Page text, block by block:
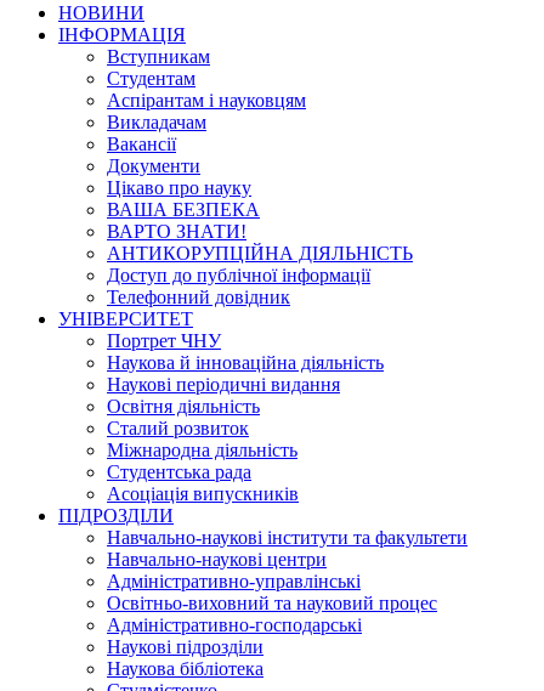
НОВИНИ
ІНФОРМАЦІЯ
Вступникам
Студентам
Аспірантам і науковцям
Викладачам
Вакансії
Документи
Цікаво про науку
ВАША БЕЗПЕКА
ВАРТО ЗНАТИ!
АНТИКОРУПЦІЙНА ДІЯЛЬНІСТЬ
Доступ до публічної інформації
Телефонний довідник
УНІВЕРСИТЕТ
Портрет ЧНУ
Наукова й інноваційна діяльність
Наукові періодичні видання
Освітня діяльність
Сталий розвиток
Міжнародна діяльність
Студентська рада
Асоціація випускників
ПІДРОЗДІЛИ
Навчально-наукові інститути та факультети
Навчально-наукові центри
Адміністративно-управлінські
Освітньо-виховний та науковий процес
Адміністративно-господарські
Наукові підрозділи
Наукова бібліотека